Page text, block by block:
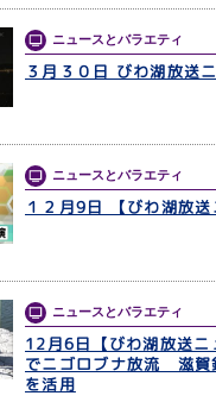
ニュースとバラエティ
３月３０日 びわ湖放送
ニュースとバラエティ
１２月9日 【びわ湖放送
ニュースとバラエティ
12月6日【びわ湖放送ニ
でニゴロブナ放流 滋賀
を活用